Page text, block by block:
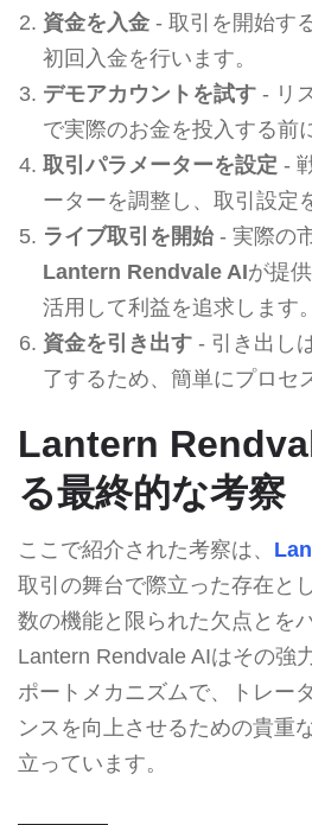
資金を入金- 取引を開始す
初回入金を行います。
デモアカウントを試す- リ
で実際のお金を投入する前
取引パラメーターを設定 -
ーターを調整し、取引設定
ライブ取引を開始- 実際の
Lantern Rendvale AIが提
活用して利益を追求します。
資金を引き出す- 引き出し
了するため、簡単にプロセ
Lantern
る最終的な考察
ここで紹介された考察は、
取引の舞台で際立った存在と
数の機能と限られた欠点とを
Lantern Rendvale AIはその強
ポートメカニズムで、トレー
ンスを向上させるための貴重
立っています。